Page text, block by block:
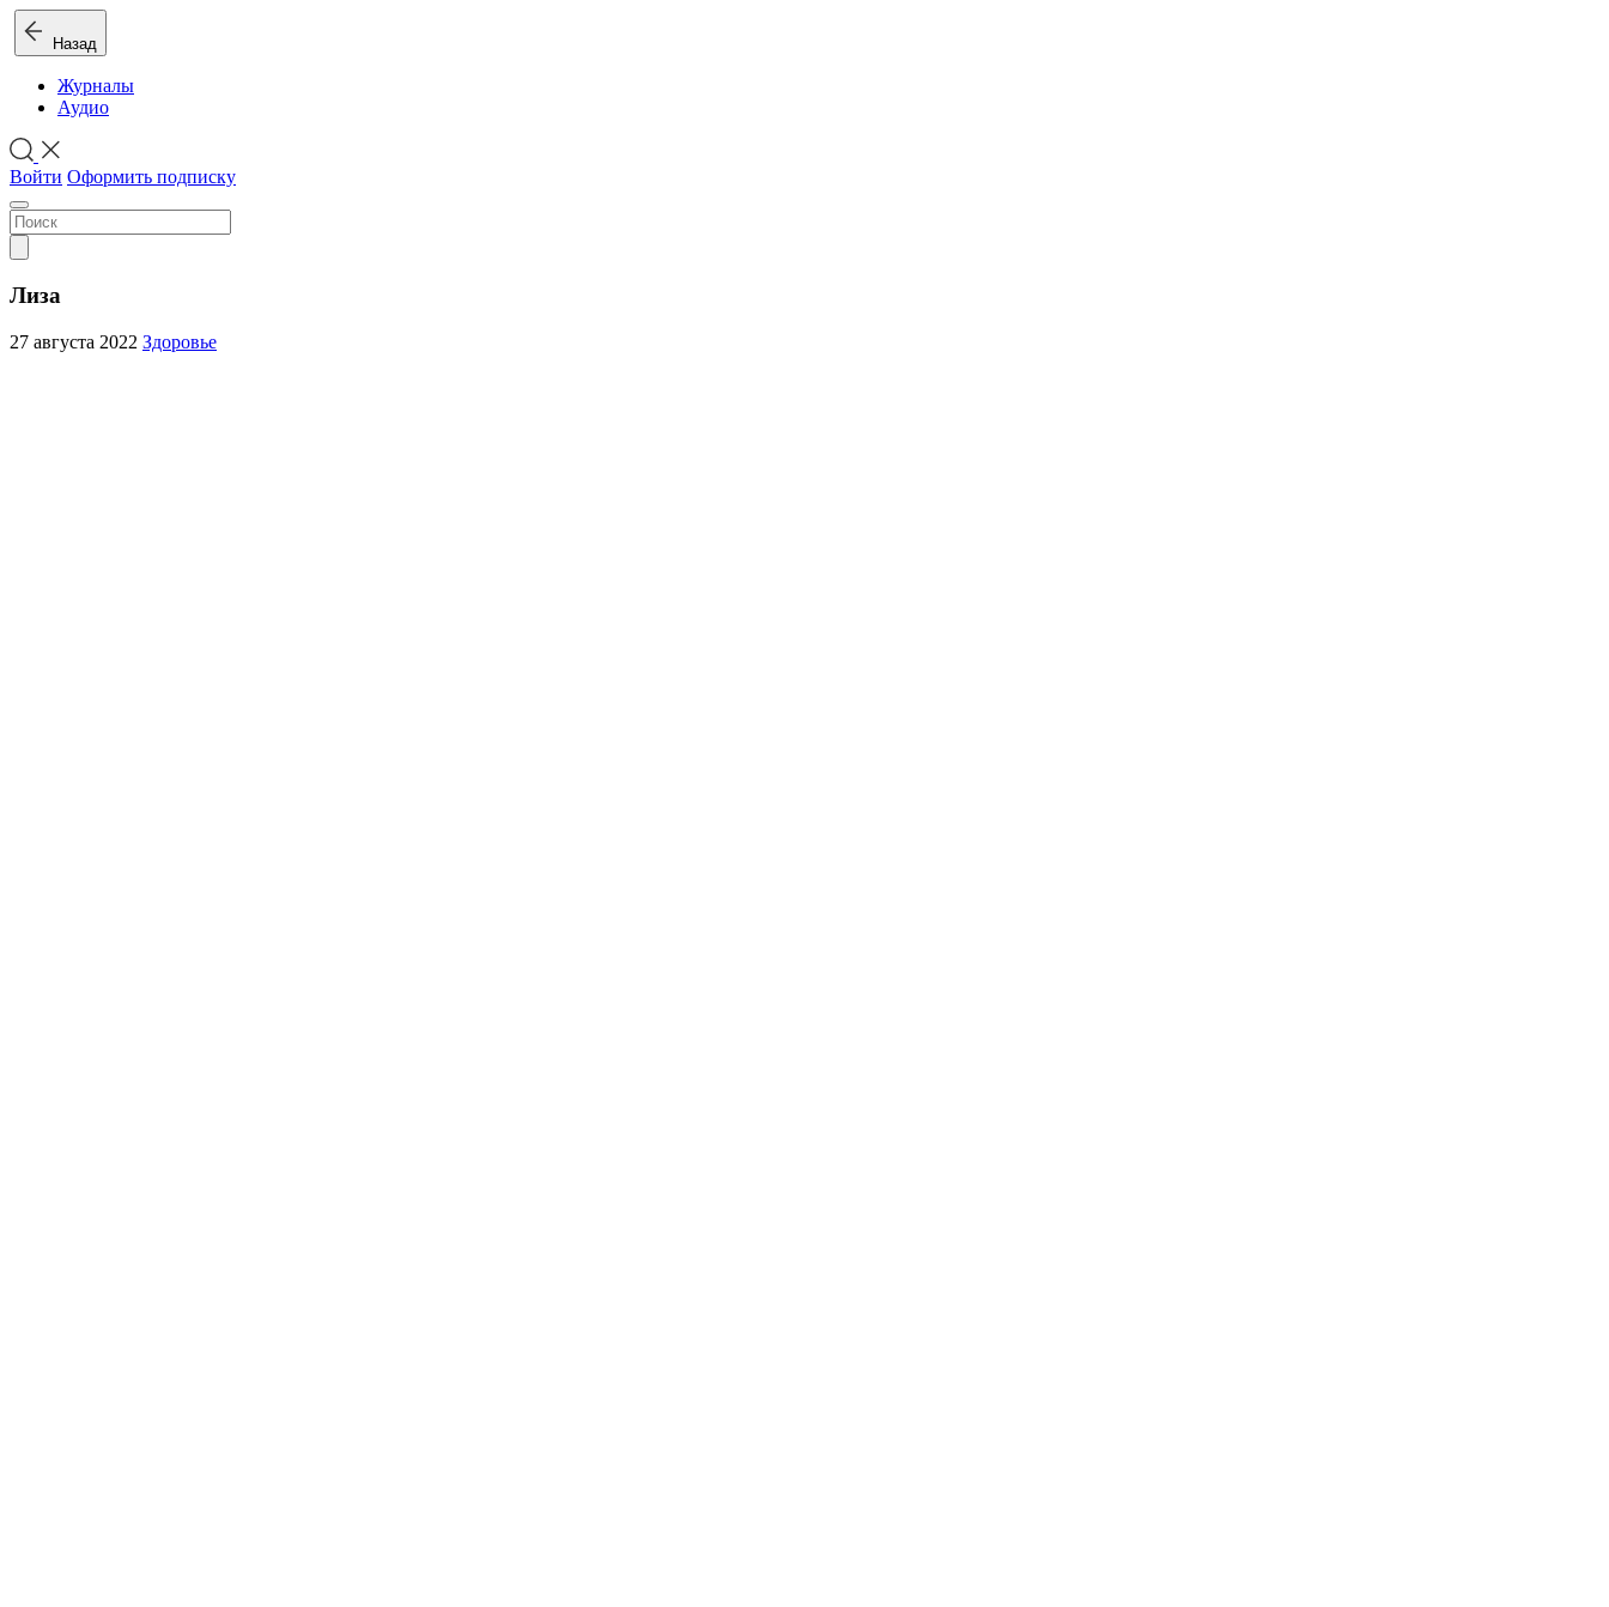
Назад
Журналы
Аудио
Войти Оформить подписку
Лиза
27 августа 2022 Здоровье